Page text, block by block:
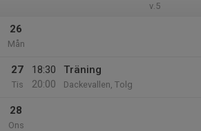
v.5
26
Mån
27
Tis
18:30
20:00
Träning
Dackevallen, Tolg
28
Ons